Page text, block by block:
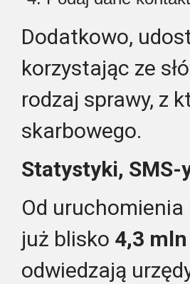
Dodatkowo,
korzystając ze
rodzaj sprawy, z
skarbowego.
Statystyki, SMS-
Od uruchomienia
już blisko 4,3 mln
odwiedzają